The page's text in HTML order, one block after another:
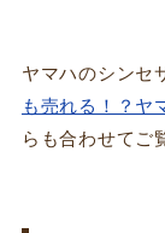
ヤマハのシンセ
も売れる！？ヤ
らも合わせてご